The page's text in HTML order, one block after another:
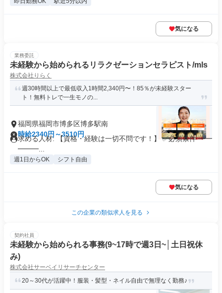
気になる
業務委託
未経験から始められるリラクゼーションセラピスト/mls
株式会社りらく
週30時間以上で最低収入1時間2,340円〜！85％が未経験スター
ト！無料トレで一生モノの...
福岡県福岡市博多区博多駅南
時給2340円～3510円
求める人材: 【資格・経験は一切不問です！】 ✅必須条件 ━━
━━━...
週1日からOK シフト自由
気になる
この企業の類似求人を見る
契約社員
未経験から始められる事務(9~17時で週3日~│土日祝休
み)
株式会社サーベイリサーチセンター
20～30代が活躍中！服装・髪型・ネイル自由で無理なく勤務♪